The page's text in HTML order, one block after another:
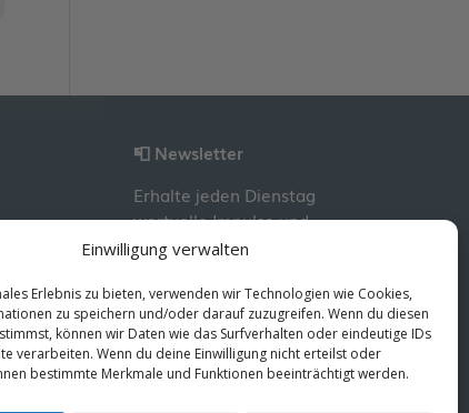
Einwilligung verwalten
Erlebnis zu bieten, verwenden wir Technologien wie Cookies,
zu speichern und/oder darauf zuzugreifen. Wenn du diesen
können wir Daten wie das Surfverhalten oder eindeutige IDs
verarbeiten. Wenn du deine Einwilligung nicht erteilst oder
bestimmte Merkmale und Funktionen beeinträchtigt werden.
📮 Newsletter
Erhalte jeden Dienstag
wertvolle Impulse und
Wissen für deine
Jetzt kostenlos
abonnieren!